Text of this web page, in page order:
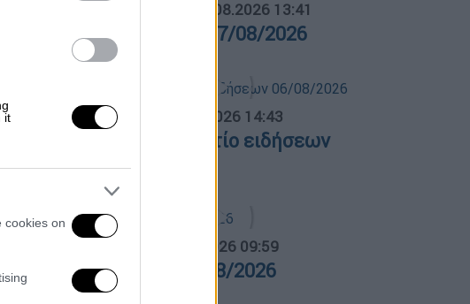
it
cookies on
07.08.2026 13:41
Αθλητικό δελτίο 07/08/2026
Μεσημεριανό... 06.08.2026 14:43
Μεσημεριανό δελτίο ειδήσεων
06/08/2026
07.08.2026 09:59
Ώρα Ελλάδος 07/08/2026